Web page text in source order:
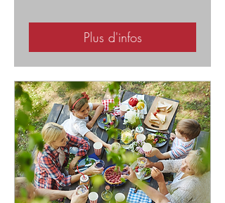
Plus d'infos